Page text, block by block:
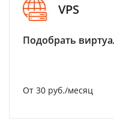
VPS
Подобрать
От 30 руб./месяц